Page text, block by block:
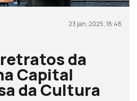
23 jan, 2025, 18:48
da
Capital
da Cultura